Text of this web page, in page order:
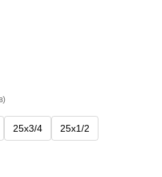
25х3/4 25х1/2